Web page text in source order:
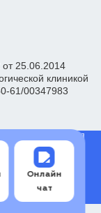
25.06.2014
клиникой
61/00347983
предоставляемая
для замещения
врачом.
Все права на
На сайте не
Онлайн
чат